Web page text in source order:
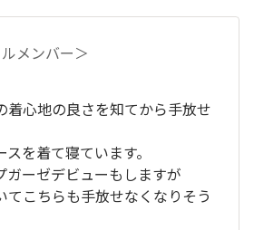
メンバー＞
着心地の良さを知てから手放せ
を着て寝ています。
ガーゼデビューもしますが
てこちらも手放せなくなりそう